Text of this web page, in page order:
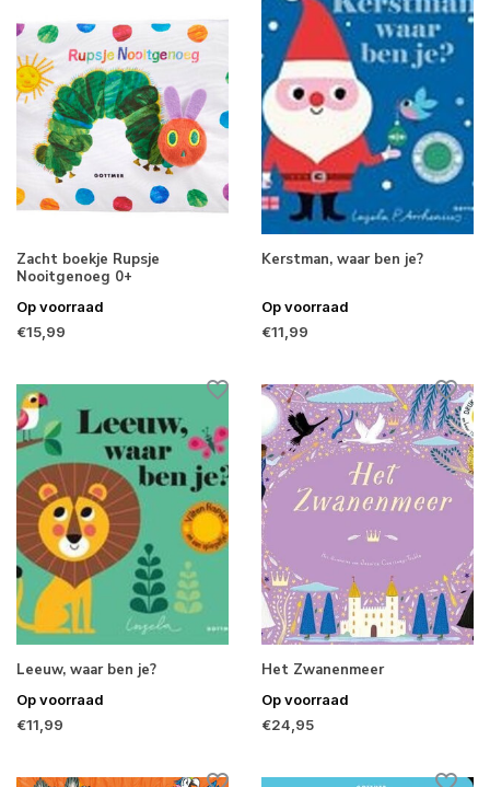
Zacht boekje Rupsje
Nooitgenoeg 0+
Op voorraad
€15,99
Kerstman, waar ben je?
Op voorraad
€11,99
Leeuw, waar ben je?
Op voorraad
€11,99
Het Zwanenmeer
Op voorraad
€24,95